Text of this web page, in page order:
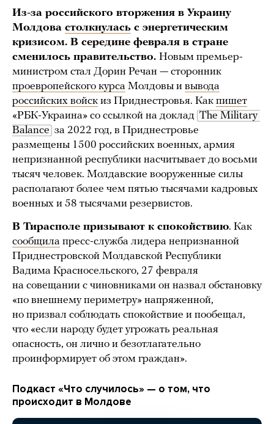
Из-за российского вторжения в Украину
Молдова столкнулась с энергетическим
кризисом. В середине февраля в стране
сменилось правительство. Новым премьер-
министром стал Дорин Речан — сторонник
проевропейского курса Молдовы и вывода
российских войск из Приднестровья. Как пишет
«РБК-Украина» со ссылкой на доклад The Military
Balance за 2022 год, в Приднестровье
размещены 1500 российских военных, армия
непризнанной республики насчитывает до восьми
тысяч человек. Молдавские вооруженные силы
располагают более чем пятью тысячами кадровых
военных и 58 тысячами резервистов.
В Тирасполе призывают к спокойствию. Как
сообщила пресс-служба лидера непризнанной
Приднестровской Молдавской Республики
Вадима Красносельского, 27 февраля
на совещании с чиновниками он назвал обстановку
«по внешнему периметру» напряженной,
но призвал соблюдать спокойствие и пообещал,
что «если народу будет угрожать реальная
опасность, он лично и безотлагательно
проинформирует об этом граждан».
Подкаст «Что случилось» — о том, что
происходит в Молдове